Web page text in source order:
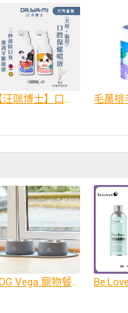
【汪咪博士】口腔保健噴液│犬/貓專用 口腔對策
DOG Vega 寵物餐碗、餐碗墊